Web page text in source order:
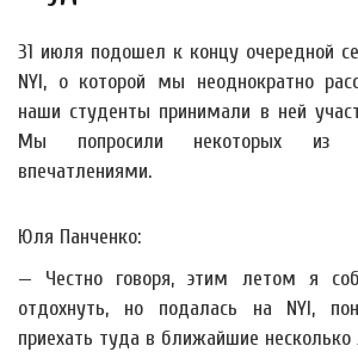
31 июля подошел к концу очередной
NYI, о которой мы неоднократно
наши студенты принимали в ней
Мы попросили некоторых из
впечатлениями.
Юля Панченко:
— Честно говоря, этим летом я
отдохнуть, но подалась на NYI,
приехать туда в ближайшие несколько